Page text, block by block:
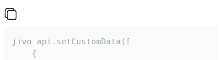
jivo_api.setCustomData([
    {